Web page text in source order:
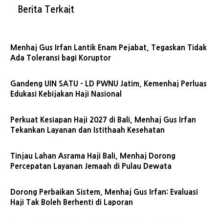
Berita Terkait
Menhaj Gus Irfan Lantik Enam Pejabat, Tegaskan Tidak
Ada Toleransi bagi Koruptor
Gandeng UIN SATU - LD PWNU Jatim, Kemenhaj Perluas
Edukasi Kebijakan Haji Nasional
Perkuat Kesiapan Haji 2027 di Bali, Menhaj Gus Irfan
Tekankan Layanan dan Istithaah Kesehatan
Tinjau Lahan Asrama Haji Bali, Menhaj Dorong
Percepatan Layanan Jemaah di Pulau Dewata
Dorong Perbaikan Sistem, Menhaj Gus Irfan: Evaluasi
Haji Tak Boleh Berhenti di Laporan